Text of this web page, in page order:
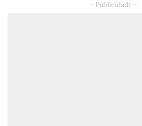
– Publicidade –